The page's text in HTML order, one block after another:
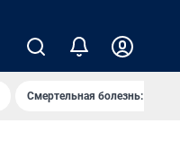
Смертельная болезнь: